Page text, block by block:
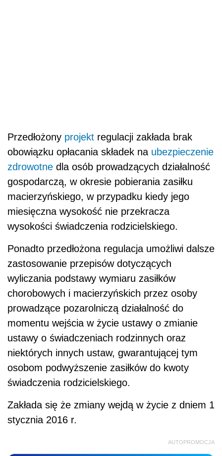
Przedłożony projekt regulacji zakłada brak
obowiązku opłacania składek na ubezpieczenie
zdrowotne dla osób prowadzących działalność
gospodarczą, w okresie pobierania zasiłku
macierzyńskiego, w przypadku kiedy jego
miesięczna wysokość nie przekracza
wysokości świadczenia rodzicielskiego.
Ponadto przedłożona regulacja umożliwi dalsze
zastosowanie przepisów dotyczących
wyliczania podstawy wymiaru zasiłków
chorobowych i macierzyńskich przez osoby
prowadzące pozarolniczą działalność do
momentu wejścia w życie ustawy o zmianie
ustawy o świadczeniach rodzinnych oraz
niektórych innych ustaw, gwarantującej tym
osobom podwyższenie zasiłków do kwoty
świadczenia rodzicielskiego.
Zakłada się że zmiany wejdą w życie z dniem 1
stycznia 2016 r.
AUTOPROMOCJA